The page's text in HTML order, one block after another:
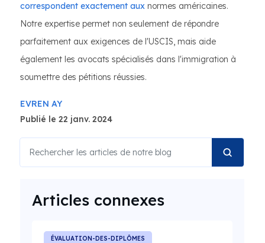
correspondent exactement aux normes américaines.
Notre expertise permet non seulement de répondre
parfaitement aux exigences de l'USCIS, mais aide
également les avocats spécialisés dans l'immigration à
soumettre des pétitions réussies.
EVREN AY
Publié le 22 janv. 2024
Articles connexes
ÉVALUATION-DES-DIPLÔMES